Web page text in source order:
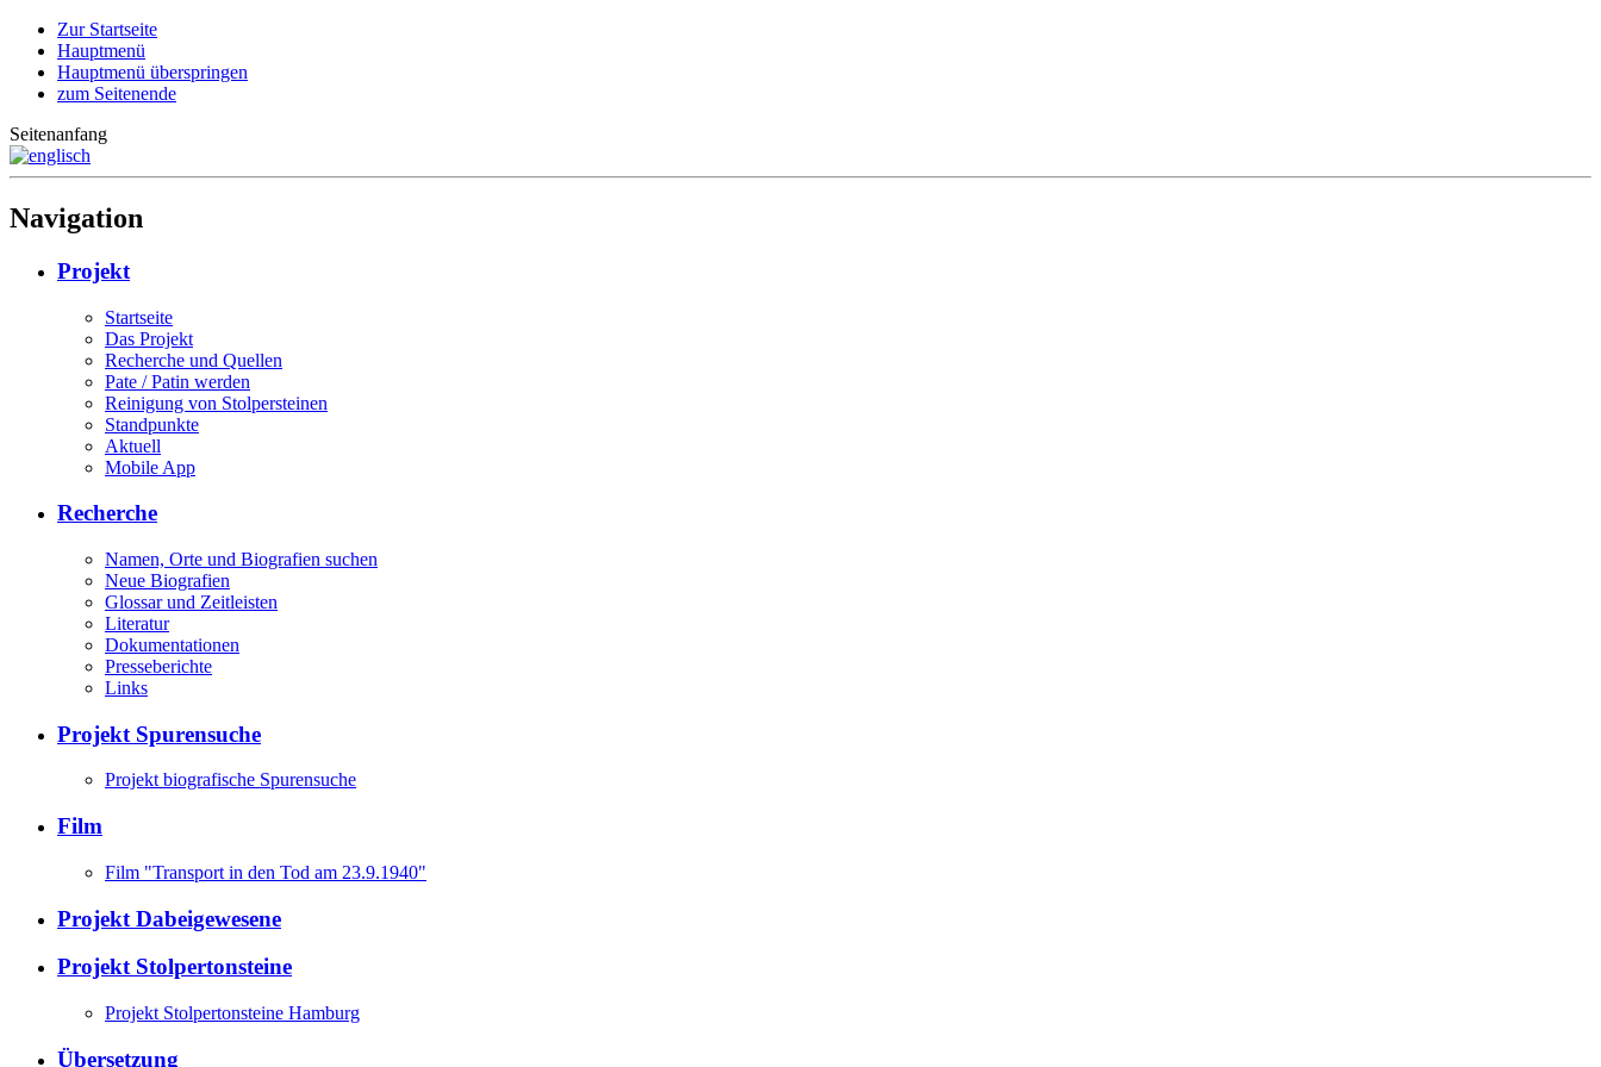
Zur Startseite
Hauptmenü
Hauptmenü überspringen
zum Seitenende
Seitenanfang
Navigation
Projekt
Startseite
Das Projekt
Recherche und Quellen
Pate / Patin werden
Reinigung von Stolpersteinen
Standpunkte
Aktuell
Mobile App
Recherche
Namen, Orte und Biografien suchen
Neue Biografien
Glossar und Zeitleisten
Literatur
Dokumentationen
Presseberichte
Links
Projekt Spurensuche
Projekt biografische Spurensuche
Film
Film "Transport in den Tod am 23.9.1940"
Projekt Dabeigewesene
Projekt Stolpertonsteine
Projekt Stolpertonsteine Hamburg
Übersetzung